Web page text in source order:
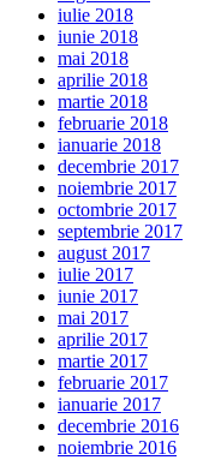
iulie 2018
iunie 2018
mai 2018
aprilie 2018
martie 2018
februarie 2018
ianuarie 2018
decembrie 2017
noiembrie 2017
octombrie 2017
septembrie 2017
august 2017
iulie 2017
iunie 2017
mai 2017
aprilie 2017
martie 2017
februarie 2017
ianuarie 2017
decembrie 2016
noiembrie 2016